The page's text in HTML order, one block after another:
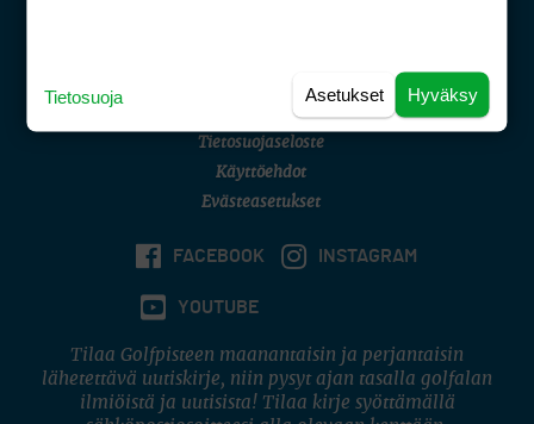
(digi) digi@otavamedia.fi
Tietosuojaseloste
Käyttöehdot
Evästeasetukset
FACEBOOK INSTAGRAM
YOUTUBE
Tilaa Golfpisteen maanantaisin ja perjantaisin
lähetettävä uutiskirje, niin pysyt ajan tasalla golfalan
ilmiöistä ja uutisista! Tilaa kirje syöttämällä
Hyväksy
Asetukset
Tietosuoja